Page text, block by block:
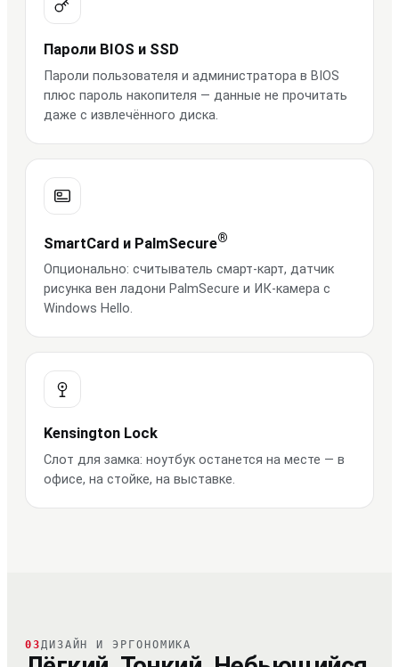
Пароли BIOS и SSD
Пароли пользователя и администратора в BIOS
плюс пароль накопителя — данные не прочитать
даже с извлечённого диска.
SmartCard и PalmSecure®
Опционально: считыватель смарт-карт, датчик
рисунка вен ладони PalmSecure и ИК-камера с
Windows Hello.
Kensington Lock
Слот для замка: ноутбук останется на месте — в
офисе, на стойке, на выставке.
03ДИЗАЙН И ЭРГОНОМИКА